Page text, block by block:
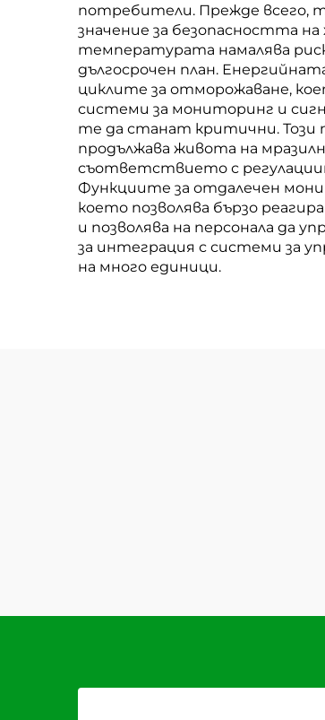
потребители. Прежде всего,
значение за безопасността
температурата намалява
дългосрочен план.
циклите за отморожаване,
системи за мониторинг и
те да станат критични. Този
продължава живота на
съответствието с
Функциите за отдалечен
което позволява бързо
и позволява на персонала да
за интеграция с системи за
на много единици.